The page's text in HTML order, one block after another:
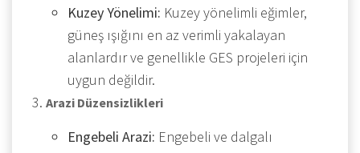
Kuzey Yönelimi: Kuzey yönelimli eğimler,
güneş ışığını en az verimli yakalayan
alanlardır ve genellikle GES projeleri için
uygun değildir.
Arazi Düzensizlikleri
Engebeli Arazi: Engebeli ve dalgalı